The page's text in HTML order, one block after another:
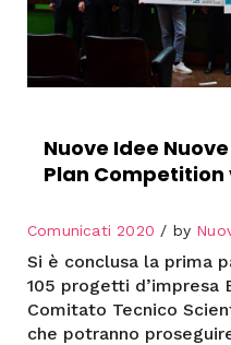
Nuove Idee
Plan Competition
Comunicati 2020 by
Si è conclusa la prima
105 progetti d’impresa
Comitato Tecnico
che potranno